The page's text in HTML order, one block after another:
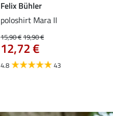
Felix Bühler
poloshirt Mara II
15,90 €19,90 €
12,72 €
4.8 43